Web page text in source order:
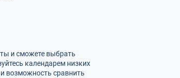
и сможете выбрать
календарем низких
возможность сравнить